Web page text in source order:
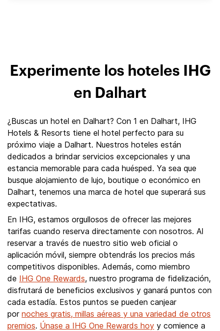
Experimente los hoteles IHG
en Dalhart
¿Buscas un hotel en Dalhart? Con 1 en Dalhart, IHG
Hotels & Resorts tiene el hotel perfecto para su
próximo viaje a Dalhart. Nuestros hoteles están
dedicados a brindar servicios excepcionales y una
estancia memorable para cada huésped. Ya sea que
busque alojamiento de lujo, boutique o económico en
Dalhart, tenemos una marca de hotel que superará sus
expectativas.
En IHG, estamos orgullosos de ofrecer las mejores
tarifas cuando reserva directamente con nosotros. Al
reservar a través de nuestro sitio web oficial o
aplicación móvil, siempre obtendrás los precios más
competitivos disponibles. Además, como miembro
de IHG One Rewards, nuestro programa de fidelización,
disfrutará de beneficios exclusivos y ganará puntos con
cada estadía. Estos puntos se pueden canjear
por noches gratis, millas aéreas y una variedad de otros
premios. Únase a IHG One Rewards hoy y comience a